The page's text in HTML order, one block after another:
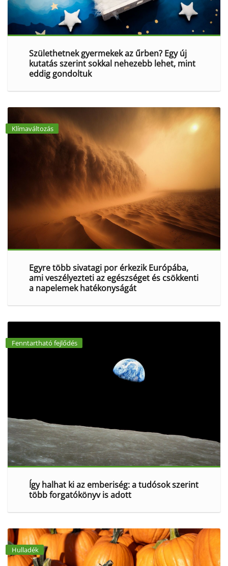
Születhetnek gyermekek az űrben? Egy új
kutatás szerint sokkal nehezebb lehet, mint
eddig gondoltuk
Klímaváltozás
Egyre több sivatagi por érkezik Európába,
ami veszélyezteti az egészséget és csökkenti
a napelemek hatékonyságát
Fenntartható fejlődés
Így halhat ki az emberiség: a tudósok szerint
több forgatókönyv is adott
Hulladék